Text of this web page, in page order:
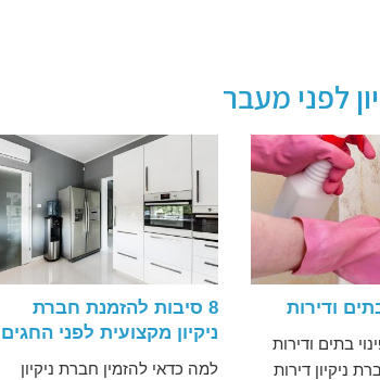
לפני מעבר
בתים ודירות
בתים ודירות
ניקיון דירות
8 סיבות להזמנת חברת
ניקיון מקצועית לפני החגים
למה כדאי להזמין חברת ניקיון